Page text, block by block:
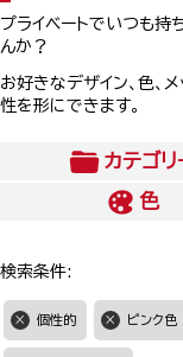
プライベートでいつも持
んか？
お好きなデザイン、色、
性を形にできます。
カテゴリ
色
検索条件:
個性的 ピンク色